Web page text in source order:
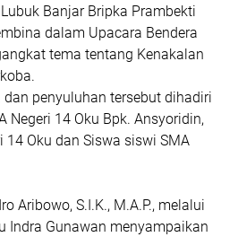
Banjar Bripka Prambekti
dalam Upacara Bendera
tema tentang Kenakalan
penyuluhan tersebut dihadiri
Negeri 14 Oku Bpk. Ansyoridin,
14 Oku dan Siswa siswi SMA
Aribowo, S.I.K., M.A.P., melalui
Indra Gunawan menyampaikan